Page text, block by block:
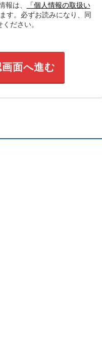
は、
「個人情報の取扱い
す。必ずお読みになり、同
ださい。
面へ進む